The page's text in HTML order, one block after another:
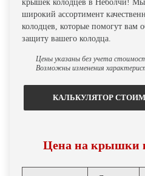
крышек колодцев в Неболчи!
широкий ассортимент
колодцев, которые помогут вам
защиту вашего колодца.
Цены указаны без учета
Возможны изменения
КАЛЬКУЛЯТОР
Цена на крышки